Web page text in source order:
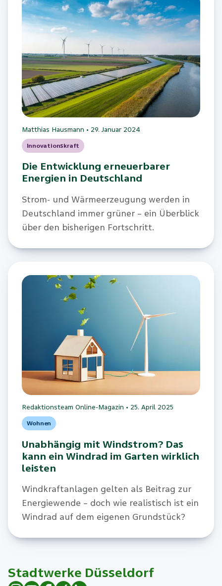
Matthias Hausmann • 29. Januar 2024
Innovationskraft
Die Entwicklung erneuerbarer
Energien in Deutschland
Strom- und Wärmeerzeugung werden in
Deutschland immer grüner – ein Überblick
über den bisherigen Fortschritt.
Redaktionsteam Online-Magazin • 25. April 2025
Wohnen
Unabhängig mit Windstrom? Das
kann ein Windrad im Garten wirklich
leisten
Windkraftanlagen gelten als Beitrag zur
Energiewende – doch wie realistisch ist ein
Windrad auf dem eigenen Grundstück?
Stadtwerke Düsseldorf